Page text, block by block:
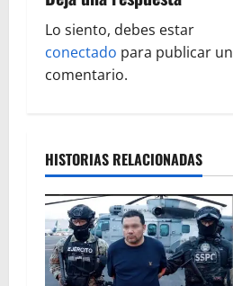
ó
n
e
e
n
t
Lo siento, debes estar
conectado para publicar un
comentario.
HISTORIAS RELACIONADAS